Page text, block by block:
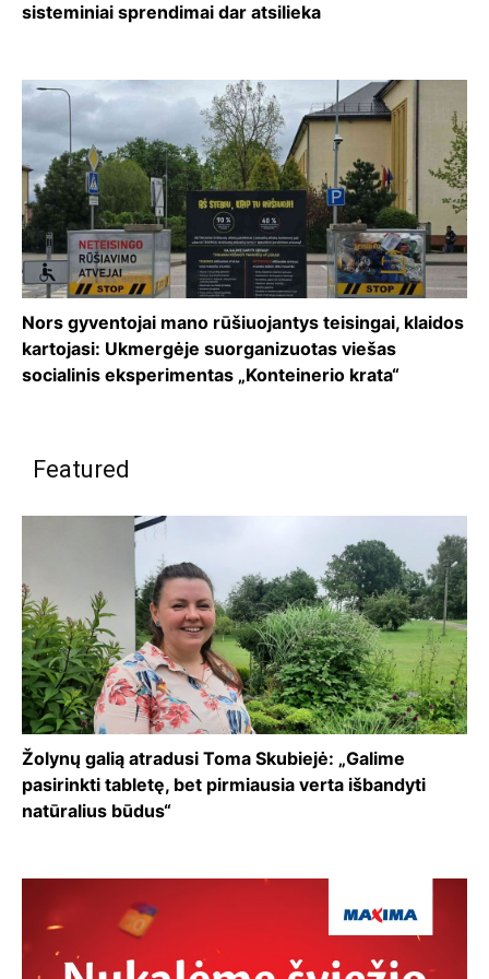
sisteminiai sprendimai dar atsilieka
Nors gyventojai mano rūšiuojantys teisingai, klaidos
kartojasi: Ukmergėje suorganizuotas viešas
socialinis eksperimentas „Konteinerio krata“
Featured
Žolynų galią atradusi Toma Skubiejė: „Galime
pasirinkti tabletę, bet pirmiausia verta išbandyti
natūralius būdus“